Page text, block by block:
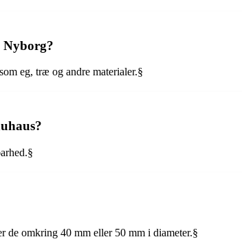
eg, træ og andre materialer.§
de omkring 40 mm eller 50 mm i diameter.§